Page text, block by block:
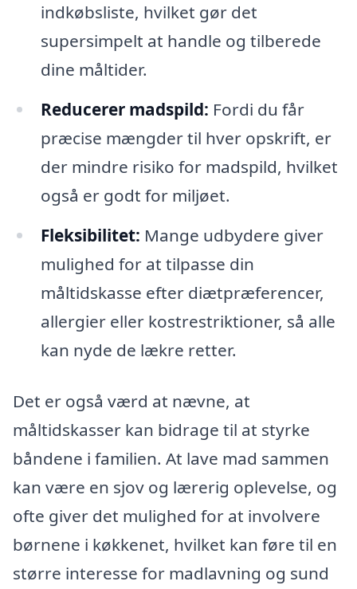
indkøbsliste, hvilket gør det
supersimpelt at handle og tilberede
dine måltider.
Reducerer madspild: Fordi du får
præcise mængder til hver opskrift, er
der mindre risiko for madspild, hvilket
også er godt for miljøet.
Fleksibilitet: Mange udbydere giver
mulighed for at tilpasse din
måltidskasse efter diætpræferencer,
allergier eller kostrestriktioner, så alle
kan nyde de lækre retter.
Det er også værd at nævne, at
måltidskasser kan bidrage til at styrke
båndene i familien. At lave mad sammen
kan være en sjov og lærerig oplevelse, og
ofte giver det mulighed for at involvere
børnene i køkkenet, hvilket kan føre til en
større interesse for madlavning og sund